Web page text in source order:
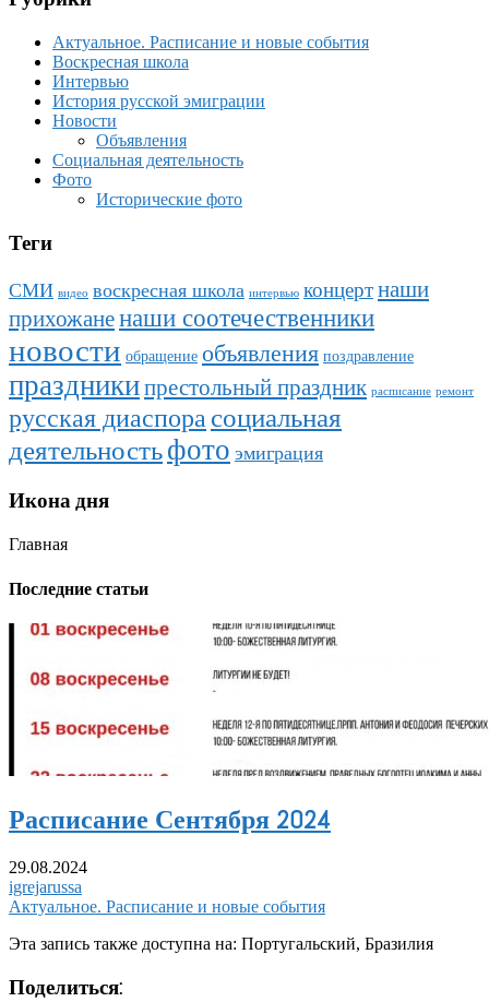
Актуальное. Расписание и новые события
Воскресная школа
Интервью
История русской эмиграции
Новости
Объявления
Социальная деятельность
Фото
Исторические фото
Теги
СМИ видео воскресная школа интервью концертнаши
прихожаненаши соотечественники
новости обращение объявления поздравление
праздникипрестольный праздник расписание ремонт
русская диаспорасоциальная
деятельностьфото эмиграция
Икона дня
Главная
Последние статьи
Расписание Сентября 2024
29.08.2024
igrejarussa
Актуальное. Расписание и новые события
Эта запись также доступна на: Португальский, Бразилия
Поделиться: